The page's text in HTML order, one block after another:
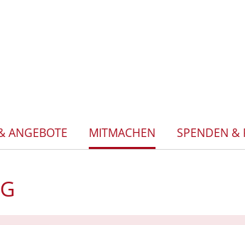
ANGEBOTE MITMACHEN SPENDEN &